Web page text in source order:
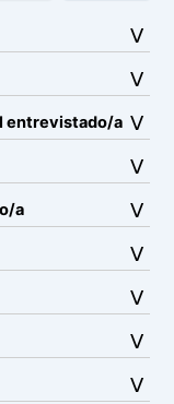
entrevistado/a
a